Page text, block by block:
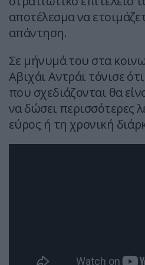
αποτέλεσμα να
απάντηση.
Σε μήνυμά του στα
Αβιχάι Αντράι τόνισε
που σχεδιάζονται θα
να δώσει περισσότερες
εύρος ή τη χρονική